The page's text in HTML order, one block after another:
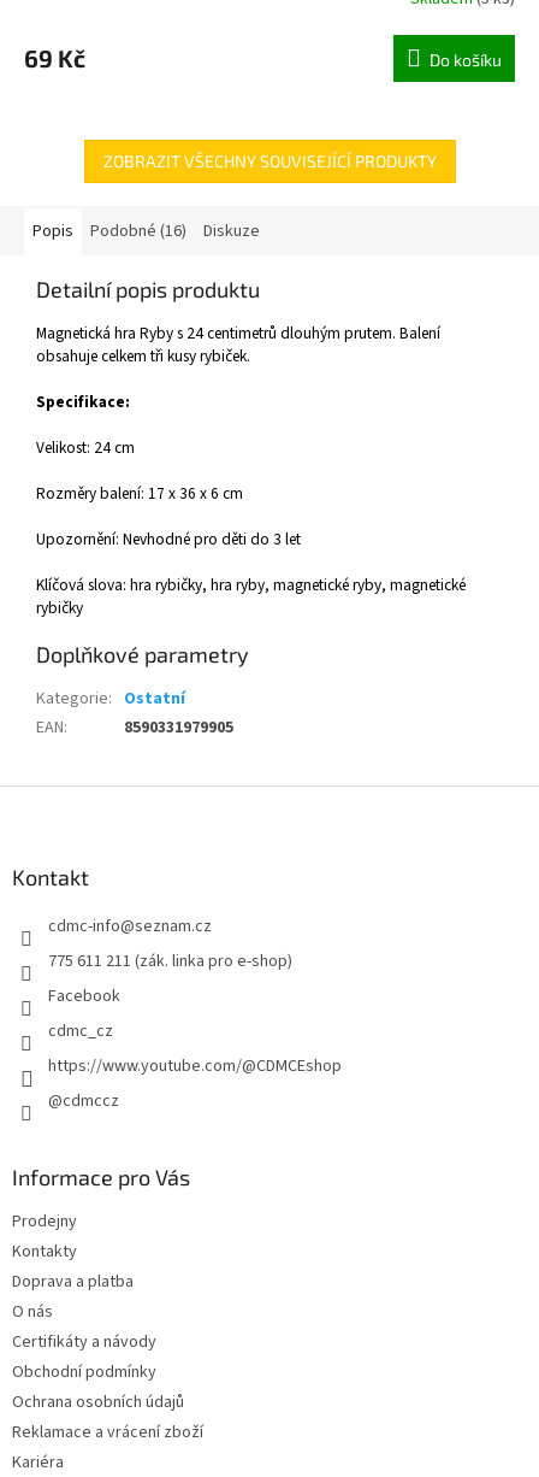
69 Kč Do košíku
ZOBRAZIT VŠECHNY SOUVISEJÍCÍ PRODUKTY
Popis Podobné (16) Diskuze
Detailní popis produktu
Magnetická hra Ryby s 24 centimetrů dlouhým prutem. Balení
obsahuje celkem tři kusy rybiček.
Specifikace:
Velikost: 24 cm
Rozměry balení: 17 x 36 x 6 cm
Upozornění: Nevhodné pro děti do 3 let
Klíčová slova: hra rybičky, hra ryby, magnetické ryby, magnetické
rybičky
Doplňkové parametry
Kategorie: Ostatní
EAN: 8590331979905
Kontakt
cdmc-info@seznam.cz
775 611 211 (zák. linka pro e-shop)
Facebook
cdmc_cz
https://www.youtube.com/@CDMCEshop
@cdmccz
Informace pro Vás
Prodejny
Kontakty
Doprava a platba
O nás
Certifikáty a návody
Obchodní podmínky
Ochrana osobních údajů
Reklamace a vrácení zboží
Kariéra